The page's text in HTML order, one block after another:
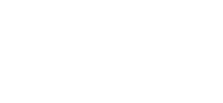
a preferenciách.
aby sa uložila